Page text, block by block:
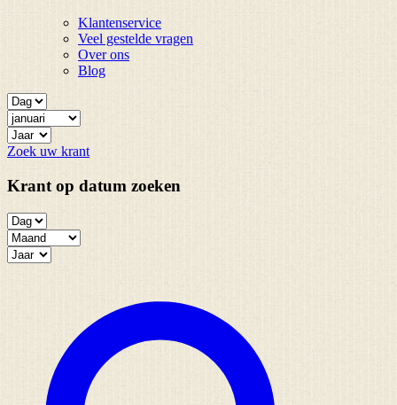
Klantenservice
Veel gestelde vragen
Over ons
Blog
Zoek uw krant
Krant op datum zoeken